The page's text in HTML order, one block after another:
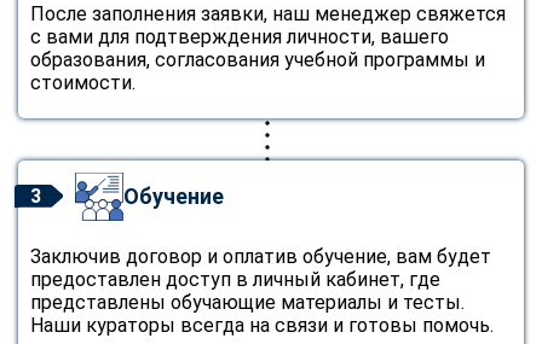
После заполнения заявки, наш менеджер свяжется
с вами для подтверждения личности, вашего
образования, согласования учебной программы и
стоимости.
3 Обучение
Заключив договор и оплатив обучение, вам будет
предоставлен доступ в личный кабинет, где
представлены обучающие материалы и тесты.
Наши кураторы всегда на связи и готовы помочь.